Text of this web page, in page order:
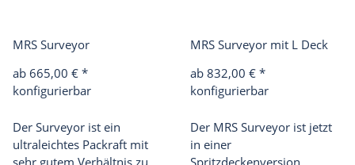
MRS Surveyor
ab 665,00 € *
konfigurierbar
Der Surveyor ist ein
ultraleichtes Packraft mit
MRS Surveyor mit L Deck
ab 832,00 € *
konfigurierbar
Der MRS Surveyor ist jetzt
in einer